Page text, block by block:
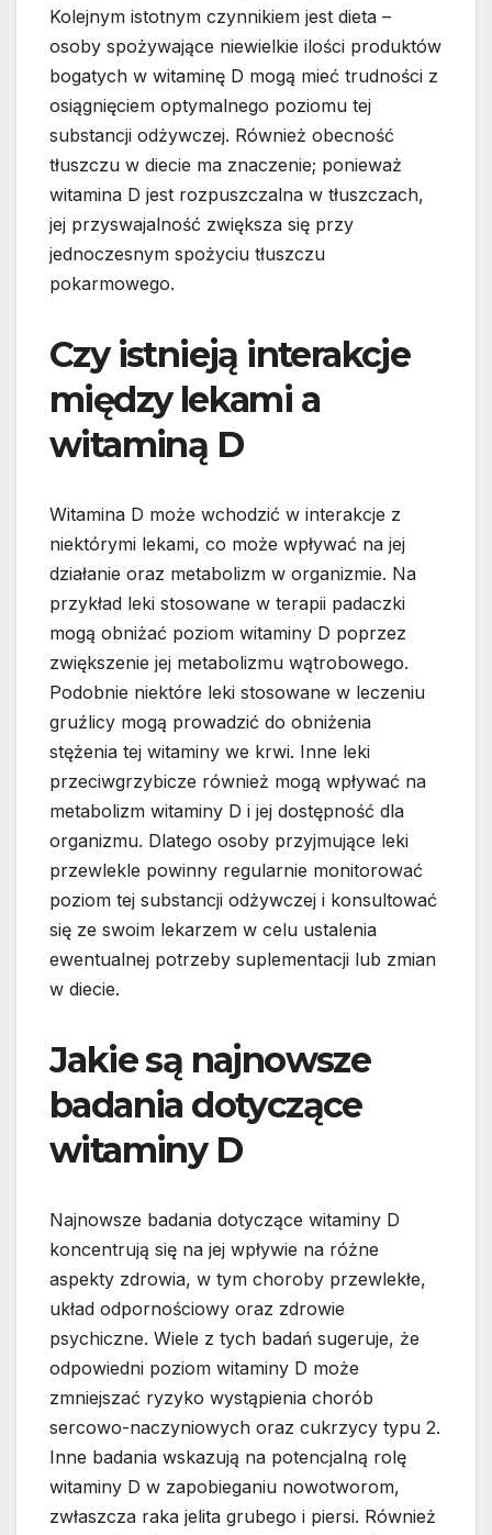
Kolejnym istotnym czynnikiem jest dieta –
osoby spożywające niewielkie ilości produktów
bogatych w witaminę D mogą mieć trudności z
osiągnięciem optymalnego poziomu tej
substancji odżywczej. Również obecność
tłuszczu w diecie ma znaczenie; ponieważ
witamina D jest rozpuszczalna w tłuszczach,
jej przyswajalność zwiększa się przy
jednoczesnym spożyciu tłuszczu
pokarmowego.
Czy istnieją interakcje
między lekami a
witaminą D
Witamina D może wchodzić w interakcje z
niektórymi lekami, co może wpływać na jej
działanie oraz metabolizm w organizmie. Na
przykład leki stosowane w terapii padaczki
mogą obniżać poziom witaminy D poprzez
zwiększenie jej metabolizmu wątrobowego.
Podobnie niektóre leki stosowane w leczeniu
gruźlicy mogą prowadzić do obniżenia
stężenia tej witaminy we krwi. Inne leki
przeciwgrzybicze również mogą wpływać na
metabolizm witaminy D i jej dostępność dla
organizmu. Dlatego osoby przyjmujące leki
przewlekle powinny regularnie monitorować
poziom tej substancji odżywczej i konsultować
się ze swoim lekarzem w celu ustalenia
ewentualnej potrzeby suplementacji lub zmian
w diecie.
Jakie są najnowsze
badania dotyczące
witaminy D
Najnowsze badania dotyczące witaminy D
koncentrują się na jej wpływie na różne
aspekty zdrowia, w tym choroby przewlekłe,
układ odpornościowy oraz zdrowie
psychiczne. Wiele z tych badań sugeruje, że
odpowiedni poziom witaminy D może
zmniejszać ryzyko wystąpienia chorób
sercowo-naczyniowych oraz cukrzycy typu 2.
Inne badania wskazują na potencjalną rolę
witaminy D w zapobieganiu nowotworom,
zwłaszcza raka jelita grubego i piersi. Również